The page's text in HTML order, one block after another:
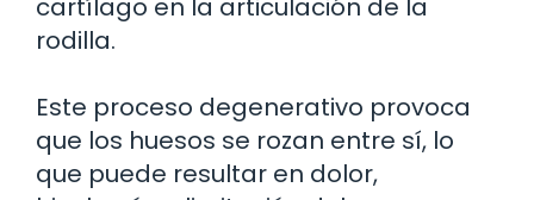
cartílago en la articulación de la
rodilla.
Este proceso degenerativo provoca
que los huesos se rozan entre sí, lo
que puede resultar en dolor,